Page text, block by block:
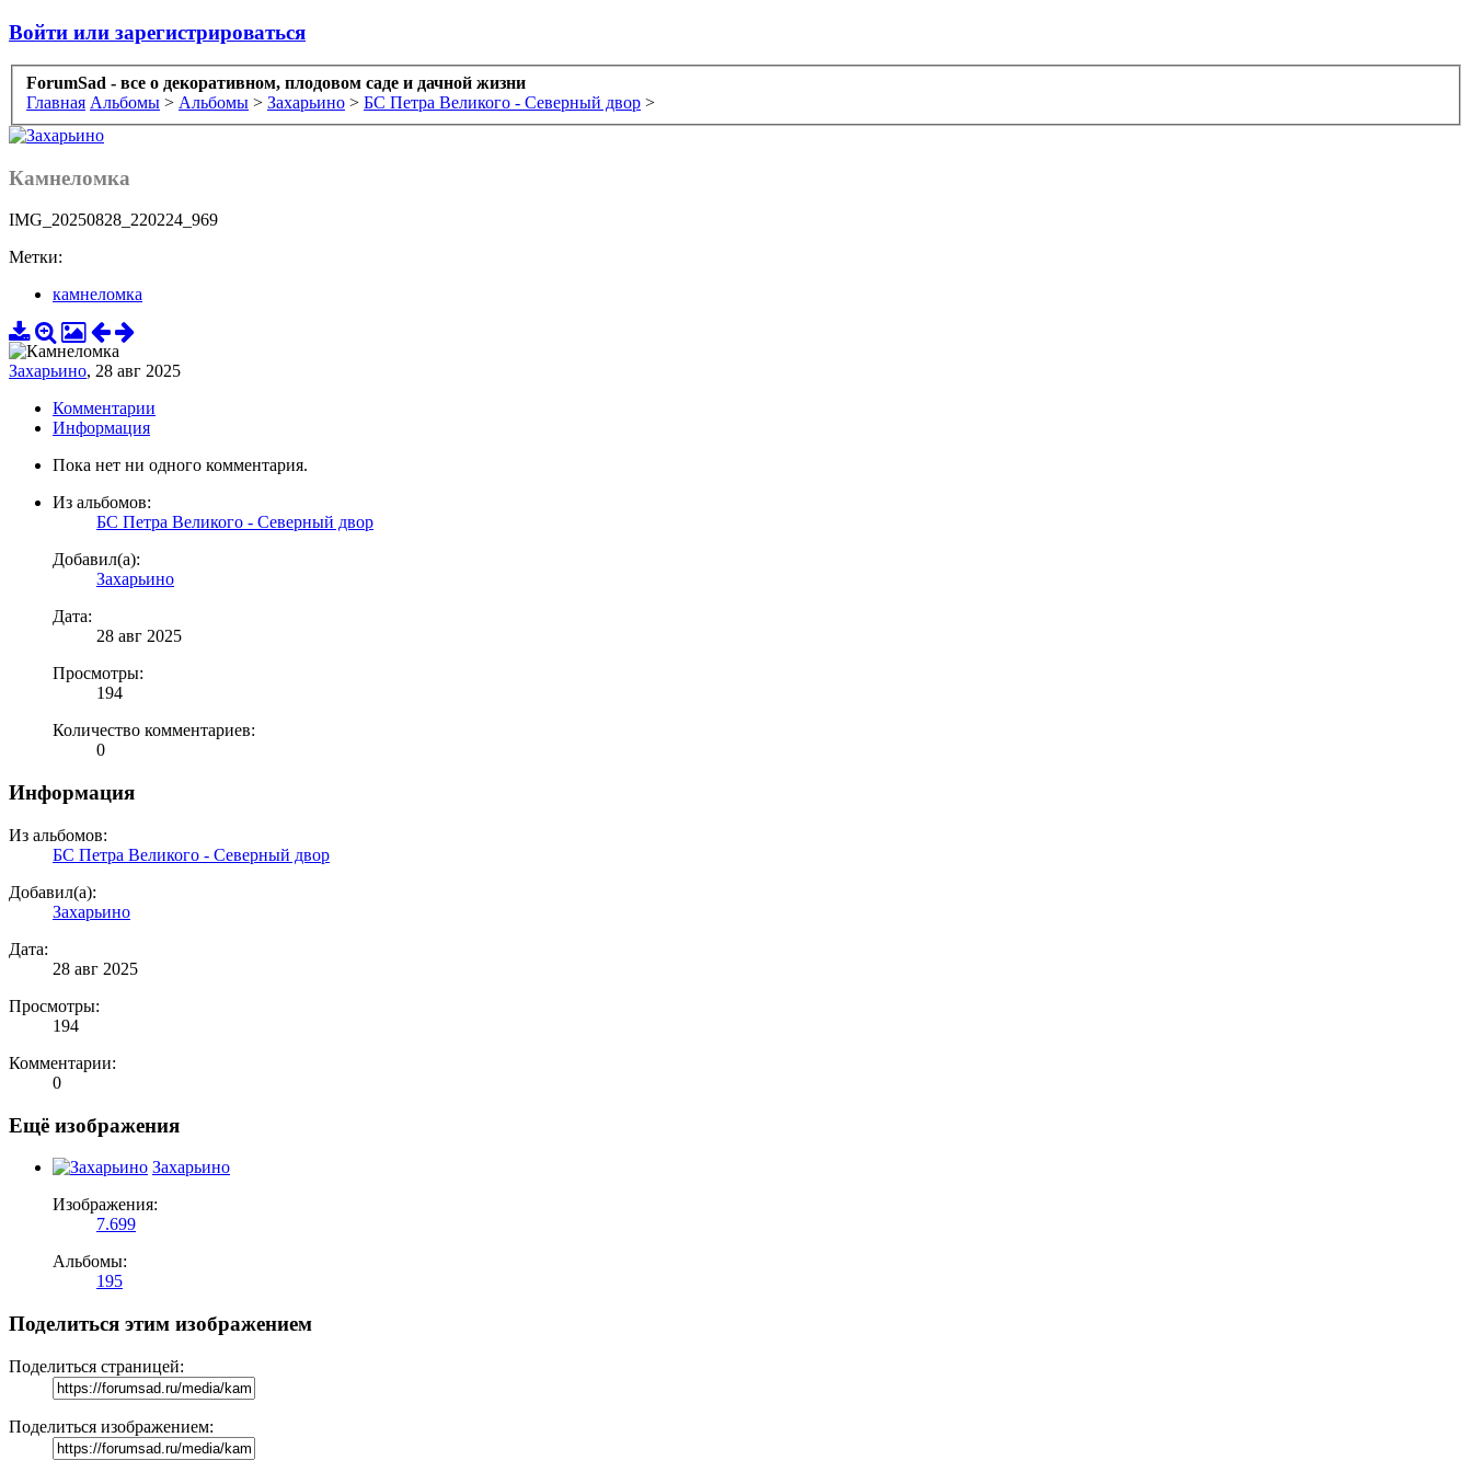
Войти или зарегистрироваться
ForumSad - все о декоративном, плодовом саде и дачной жизни
Главная Альбомы > Альбомы > Захарьино > БС Петра Великого - Северный двор >
Камнеломка
IMG_20250828_220224_969
Метки:
камнеломка
Захарьино, 28 авг 2025
Комментарии
Информация
Пока нет ни одного комментария.
Из альбомов:
БС Петра Великого - Северный двор
Добавил(а):
Захарьино
Дата:
28 авг 2025
Просмотры:
194
Количество комментариев:
0
Информация
Из альбомов:
БС Петра Великого - Северный двор
Добавил(а):
Захарьино
Дата:
28 авг 2025
Просмотры:
194
Комментарии:
0
Ещё изображения
Захарьино
Изображения:
7.699
Альбомы:
195
Поделиться этим изображением
Поделиться страницей:
Поделиться изображением: